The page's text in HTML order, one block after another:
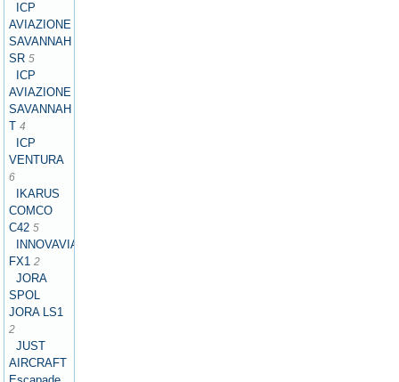
ICP
AVIAZIONE
SAVANNAH
SR 5
ICP
AVIAZIONE
SAVANNAH
T 4
ICP
VENTURA
6
IKARUS
COMCO
C42 5
INNOVAVIATION
FX1 2
JORA
SPOL
JORA LS1
2
JUST
AIRCRAFT